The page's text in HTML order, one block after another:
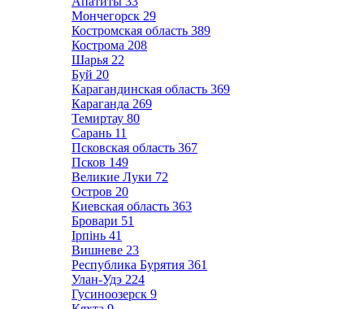
Мончегорск 29
Костромская область 389
Кострома 208
Шарья 22
Буй 20
Карагандинская область 369
Караганда 269
Темиртау 80
Сарань 11
Псковская область 367
Псков 149
Великие Луки 72
Остров 20
Киевская область 363
Бровари 51
Ірпінь 41
Вишневе 23
Республика Бурятия 361
Улан-Удэ 224
Гусиноозерск 9